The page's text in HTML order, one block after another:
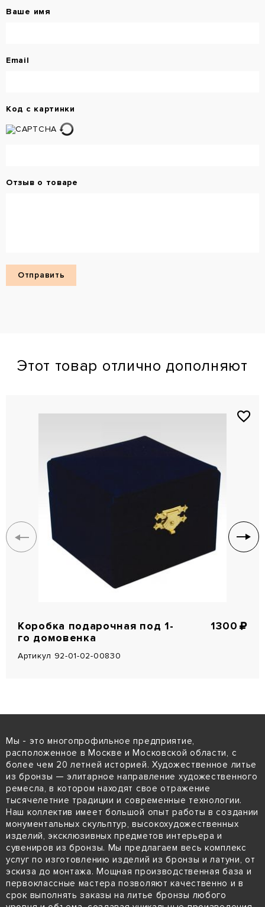
Ваше имя
Email
Код с картинки
Отзыв о товаре
Этот товар отлично дополняют
Коробка подарочная под 1-
го домовенка
Артикул 92-01-02-00830
1300
Мы - это многопрофильное предприятие,
расположенное в Москве и Московской области, с
более чем 20 летней историей. Художественное литье
из бронзы — элитарное направление художественного
ремесла, в котором находят свое отражение
тысячелетние традиции и современные технологии.
Наш коллектив имеет большой опыт работы в создании
монументальных скульптур, высокохудожественных
изделий, эксклюзивных предметов интерьера и
сувениров из бронзы. Мы предлагаем весь комплекс
услуг по изготовлению изделий из бронзы и латуни, от
эскиза до монтажа. Мощная производственная база и
первоклассные мастера позволяют качественно и в
срок выполнять заказы на литье бронзы любого